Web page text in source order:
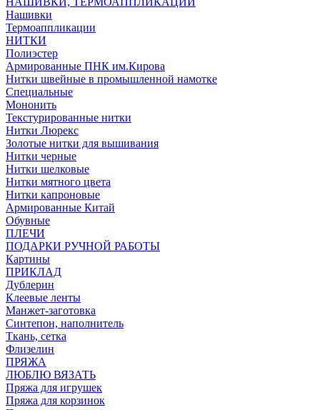
Нашивки
Термоаппликации
НИТКИ
Полиэстер
Армированные ПНК им.Кирова
Нитки швейные в промышленной намотке
Специальные
Мононить
Текстурированные нитки
Нитки Люрекс
Золотые нитки для вышивания
Нитки черные
Нитки шелковые
Нитки мятного цвета
Нитки капроновые
Армированные Китай
Обувные
ПЛЕЧИ
ПОДАРКИ РУЧНОЙ РАБОТЫ
Картины
ПРИКЛАД
Дублерин
Клеевые ленты
Манжет-заготовка
Синтепон, наполнитель
Ткань, сетка
Флизелин
ПРЯЖА
ЛЮБЛЮ ВЯЗАТЬ
Пряжа для игрушек
Пряжа для корзинок